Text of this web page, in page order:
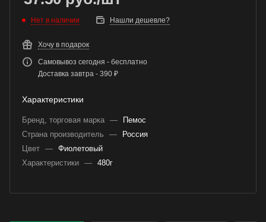
Нет в наличии Нашли дешевле?
Хочу в подарок
Самовывоз сегодня - бесплатно
Доставка завтра - 390 ₽
Характеристики
Бренд, торговая марка —
Пемос
Страна производитель
—
Россия
Цвет — Фиолетовый
Характеристики — 480г